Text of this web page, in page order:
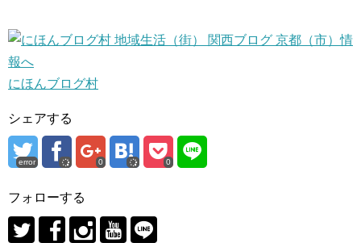
にほんブログ村
シェアする
error 0 0
フォローする